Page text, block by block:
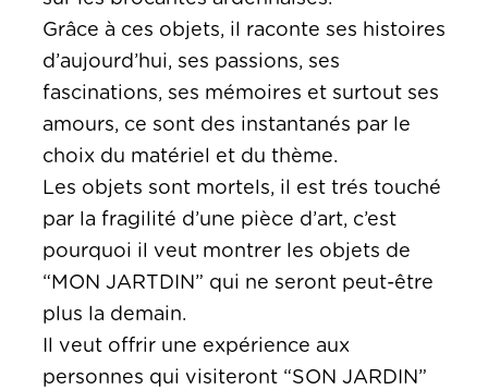
Grâce à ces objets, il raconte ses histoires
d’aujourd’hui, ses passions, ses
fascinations, ses mémoires et surtout ses
amours, ce sont des instantanés par le
choix du matériel et du thème.
Les objets sont mortels, il est trés touché
par la fragilité d’une pièce d’art, c’est
pourquoi il veut montrer les objets de
“MON JARTDIN” qui ne seront peut-être
plus la demain.
Il veut offrir une expérience aux
personnes qui visiteront “SON JARDIN”